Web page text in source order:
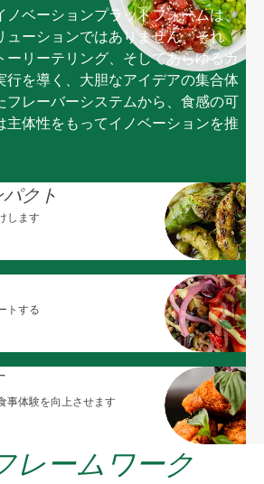
ノベーションプラットフォームは、
ューションではありません。それ
ーリーテリング、そしてあらゆるカ
行を導く、大胆なアイデアの集合体
フレーバーシステムから、食感の可
主体性をもってイノベーションを推
クト
します
トする
事体験を向上させます
レームワーク